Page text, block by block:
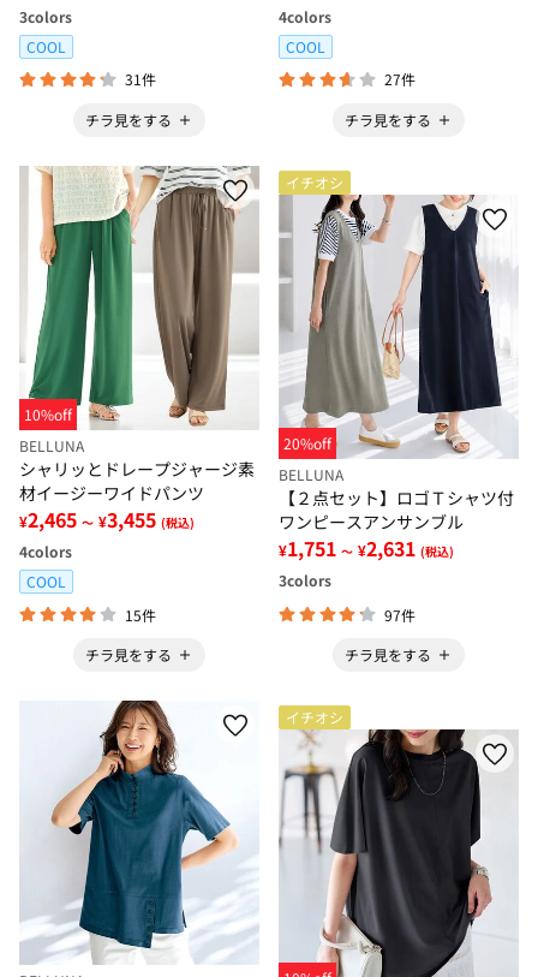
3colors
COOL
31件
チラ見をする
4colors
COOL
27件
チラ見をする
10%off
BELLUNA
シャリッとドレープジャージ素
材イージーワイドパンツ
¥2,465 ～ ¥3,455 (税込)
4colors
COOL
15件
チラ見をする
イチオシ
20%off
BELLUNA
【２点セット】ロゴＴシャツ付
ワンピースアンサンブル
¥1,751 ～ ¥2,631 (税込)
3colors
97件
チラ見をする
イチオシ